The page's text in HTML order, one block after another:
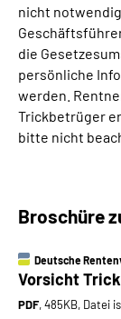
nicht
die
persönliche
werden.
Trickbetrüger
bitte nicht
Broschüre
Deutsche
Vorsicht
PDF, 485KB, Datei